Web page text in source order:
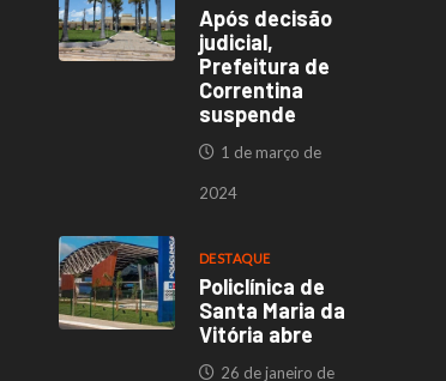
Após decisão
judicial,
Prefeitura de
Correntina
suspende
1 de março de
2024
DESTAQUE
Policlínica de
Santa Maria da
Vitória abre
26 de janeiro de